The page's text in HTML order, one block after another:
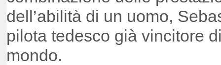
dell’abilità di un uomo,
pilota tedesco già vincitore
mondo.